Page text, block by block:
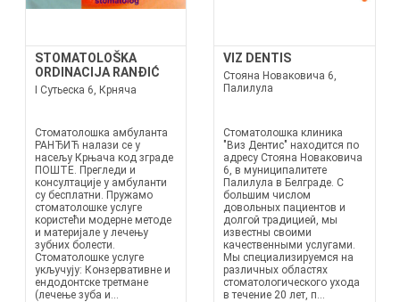
STOMATOLOŠKA
ORDINACIJA RANĐIĆ
I Сутьеска 6, Крняча
Стоматолошка амбуланта
РАНЂИЋ налази се у
насељу Крњача код зграде
ПОШТЕ. Прегледи и
консултације у амбуланти
су бесплатни. Пружамо
стоматолошке услуге
користећи модерне методе
и материјале у лечењу
зубних болести.
Стоматолошке услуге
укључују: Конзервативне и
ендодонтске третмане
(лечење зуба и...
VIZ DENTIS
Стояна Новаковича 6,
Палилула
Стоматолошка клиника
"Виз Дентис" находится по
адресу Стояна Новаковича
6, в муниципалитете
Палилула в Белграде. С
большим числом
довольных пациентов и
долгой традицией, мы
известны своими
качественными услугами.
Мы специализируемся на
различных областях
стоматологического ухода
в течение 20 лет, п...